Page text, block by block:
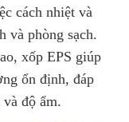
cách nhiệt và
và phòng sạch.
xốp EPS giúp
ổn định, đáp
độ ẩm.